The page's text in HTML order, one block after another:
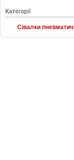
Категорії
Сівалки